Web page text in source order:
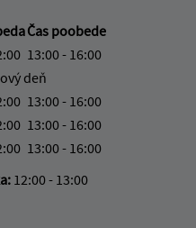
Čas poobede
13:00 - 16:00
deň
13:00 - 16:00
13:00 - 16:00
13:00 - 16:00
12:00 - 13:00